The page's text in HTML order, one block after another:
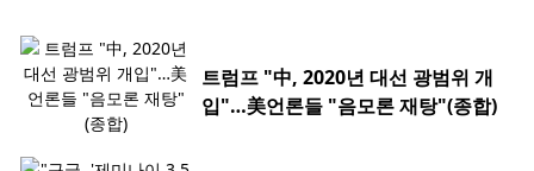
트럼프 "中, 2020년 대선 광범위 개
입"…美언론들 "음모론 재탕"(종합)